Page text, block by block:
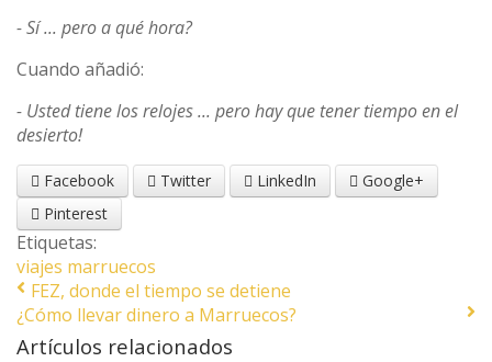
- Sí ... pero a qué hora?
Cuando añadió:
- Usted tiene losrelojes... pero hayque tener tiempoen el
desierto!
Facebook Twitter LinkedIn
Google+
Pinterest
Etiquetas:
viajes marruecos
FEZ, donde el tiempo se detiene
¿Cómo llevar dinero a Marruecos?
Artículos relacionados